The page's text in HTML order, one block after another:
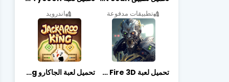
تطبيقات مدفوعة اندرويد
تحميل لعبة Zombie Fire 3D مهكرة آخر إصدار تحميل لعبة الجاكارو jackaroo king آخر إصدار